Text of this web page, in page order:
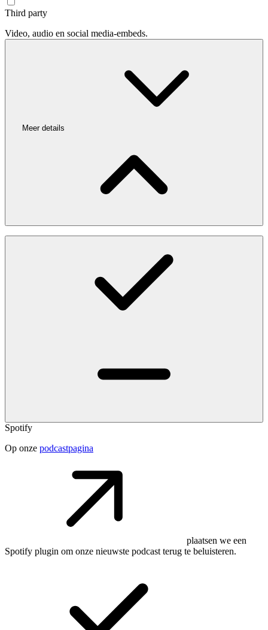
Third party
Video, audio en social media-embeds.
Meer details
Spotify
Op onze podcastpagina
plaatsen we een
Spotify plugin om onze nieuwste podcast terug te beluisteren.